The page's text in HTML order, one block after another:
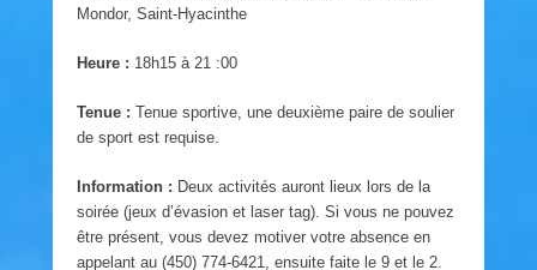
Mondor, Saint-Hyacinthe
Heure : 18h15 à 21 :00
Tenue : Tenue sportive, une deuxième paire de soulier
de sport est requise.
Information : Deux activités auront lieux lors de la
soirée (jeux d’évasion et laser tag). Si vous ne pouvez
être présent, vous devez motiver votre absence en
appelant au (450) 774-6421, ensuite faite le 9 et le 2.